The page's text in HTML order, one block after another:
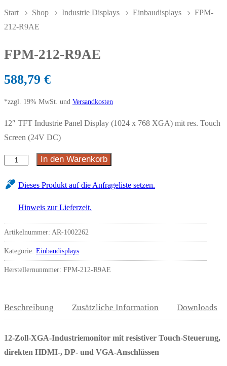
Start Shop Industrie Displays Einbaudisplays
FPM-
212-R9AE
FPM-212-R9AE
588,79 €
*zzgl. 19% MwSt. und Versandkosten
12″ TFT Industrie Panel Display (1024 x 768 XGA) mit res. Touch
Screen (24V DC)
In den Warenkorb
Dieses Produkt auf die Anfrageliste setzen.
Hinweis zur Lieferzeit.
Artikelnummer: AR-1002262
Kategorie: Einbaudisplays
Herstellernunmmer: FPM-212-R9AE
Beschreibung Zusätzliche Information Downloads
12-Zoll-XGA-Industriemonitor mit resistiver Touch-Steuerung,
direkten HDMI-, DP- und VGA-Anschlüssen